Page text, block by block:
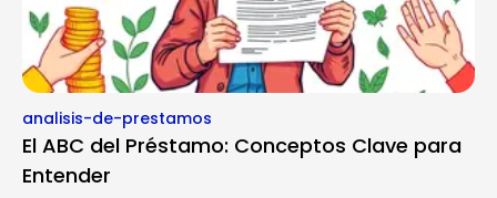
analisis-de-prestamos
El ABC del Préstamo: Conceptos Clave para
Entender